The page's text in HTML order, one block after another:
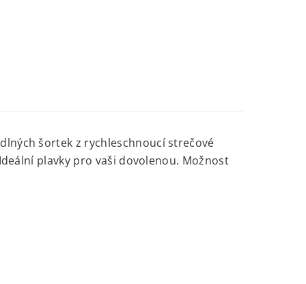
šortek z rychleschnoucí strečové
plavky pro vaši dovolenou. Možnost